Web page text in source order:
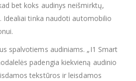
bet koks audinys neišmirktų,
Idealiai tinka naudoti automobilio
spalvotiems audiniams. „I1 Smart
padengia kiekvieną audinio
tekstūros ir leisdamos